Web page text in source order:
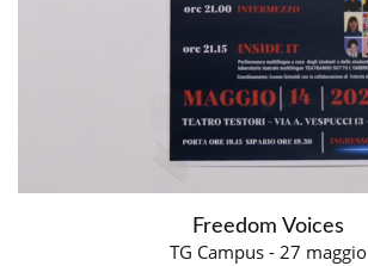
Freedom Voices
TG Campus - 27 maggio